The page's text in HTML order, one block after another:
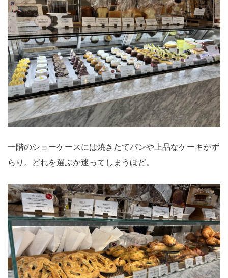
一階のショーケースには焼きたてパンや上品なケーキがず
らり。どれを選ぶか迷ってしまうほど。